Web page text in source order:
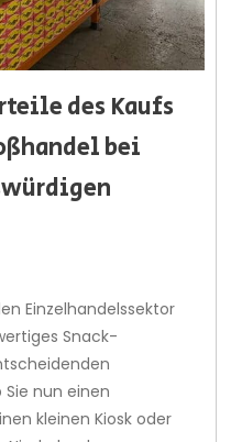
des Kaufs
bei
Einzelhandelssektor
Snack-
nun einen
kleinen Kiosk oder